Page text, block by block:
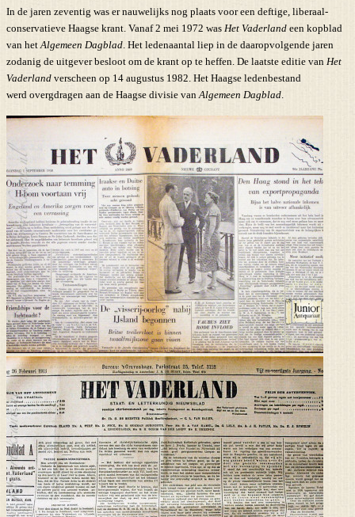
In de jaren zeventig was er nauwelijks nog plaats voor een deftige, liberaal-
conservatieve Haagse krant. Vanaf 2 mei 1972 was Het Vaderland een kopblad
van hetAlgemeen Dagblad. Het ledenaantal liep in de daaropvolgende jaren
zodanig de uitgever besloot om de krant op te heffen. De laatste editie van Het
Vaderland verscheen op 14 augustus 1982. Het Haagse ledenbestand
werd overgdragen aan de Haagse divisie vanAlgemeen Dagblad.